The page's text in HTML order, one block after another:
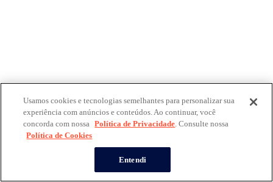
Usamos cookies e tecnologias semelhantes para personalizar sua
experiência com anúncios e conteúdos. Ao continuar, você
concorda com nossa Política de Privacidade. Consulte nossa
Política de Cookies
Entendi